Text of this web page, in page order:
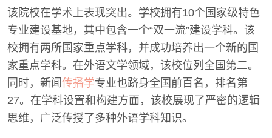
该院校在学术上表现突出。学校拥有10个国家级特色
专业建设基地，其中包含一个“双一流”建设学科。该
校拥有两所国家重点学科，并成功培养出一个新的国
家重点学科。在外语文学领域，该校位列全国第二。
同时，新闻 传播学专业也跻身全国前百名，排名第
27。在学科设置和构建方面，该校展现了严密的逻辑
思维，广泛传授了多种外语学科知识。